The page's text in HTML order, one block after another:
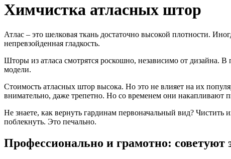
Химчистка атласных штор
Атлас – это шелковая ткань достаточно высокой плотности.
непревзойденная гладкость.
Шторы из атласа смотрятся роскошно, независимо от дизайна. В
модели.
Стоимость атласных штор высока. Но это не влияет на их
внимательно, даже трепетно. Но со временем они накапливают
Не знаете, как вернуть гардинам первоначальный вид? Чистить
поблекнуть. Это печально.
Профессионально и грамотно: советуют